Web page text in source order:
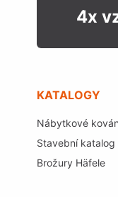
4x
KATALOGY
Nábytkové
Stavební katalog
Brožury Häfele